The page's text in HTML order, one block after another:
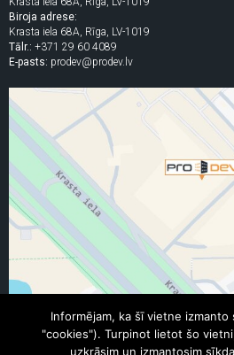
Biroja adrese:
Krasta iela 68A, Rīga, LV-1019
Tālr.: +371 29 60 4089
E-pasts: prodev@prodev.lv
© 2005 - 2026 SIA "PRO DEV"
Informējam, ka šī vietne
"cookies"). Turpinot lietot šo
uzkrāsim un izmantosim